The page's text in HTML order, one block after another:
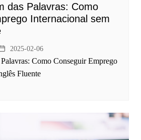
das Palavras: Como
Internacional sem
2025-02-06
Como Conseguir Emprego
Fluente